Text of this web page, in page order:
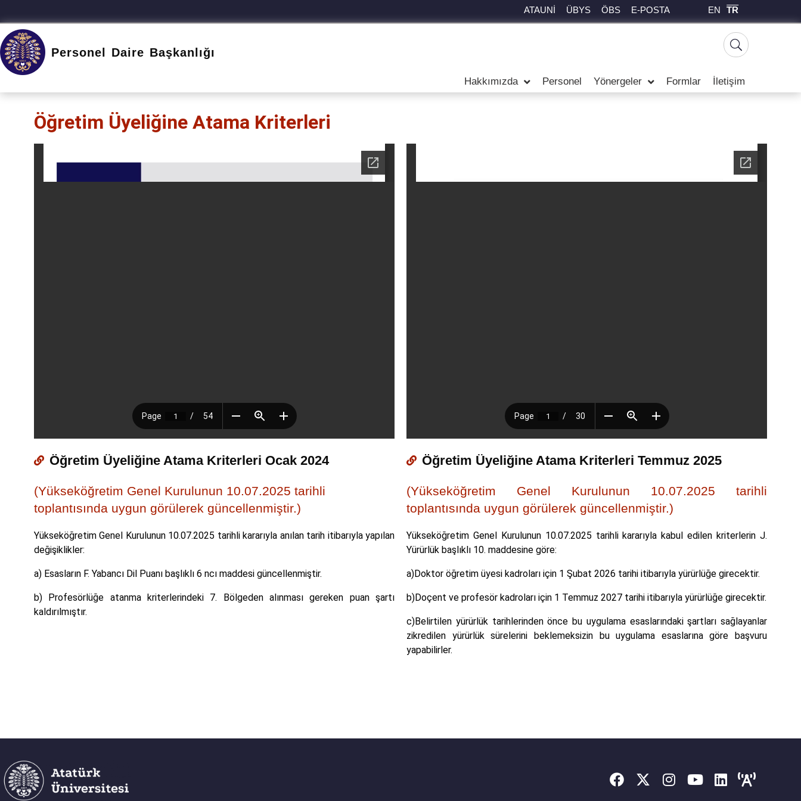
ATAUNİ ÜBYS ÖBS E-POSTA EN TR
Personel Daire Başkanlığı
Hakkımızda Personel Yönergeler Formlar İletişim
Öğretim Üyeliğine Atama Kriterleri
Öğretim Üyeliğine Atama Kriterleri Ocak 2024 Öğretim Üyeliğine Atama Kriterleri Temmuz 2025
(Yükseköğretim Genel Kurulunun 10.07.2025 tarihli
toplantısında uygun görülerek güncellenmiştir.)
Yükseköğretim Genel Kurulunun 10.07.2025 tarihli kararıyla anılan tarih itibarıyla yapılan
değişiklikler:
a) Esasların F. Yabancı Dil Puanı başlıklı 6 ncı maddesi güncellenmiştir.
b) Profesörlüğe atanma kriterlerindeki 7. Bölgeden alınması gereken puan şartı
kaldırılmıştır.
(Yükseköğretim Genel Kurulunun 10.07.2025 tarihli
toplantısında uygun görülerek güncellenmiştir.)
Yükseköğretim Genel Kurulunun 10.07.2025 tarihli kararıyla kabul edilen kriterlerin J.
Yürürlük başlıklı 10. maddesine göre:
a)Doktor öğretim üyesi kadroları için 1 Şubat 2026 tarihi itibarıyla yürürlüğe girecektir.
b)Doçent ve profesör kadroları için 1 Temmuz 2027 tarihi itibarıyla yürürlüğe girecektir.
c)Belirtilen yürürlük tarihlerinden önce bu uygulama esaslarındaki şartları sağlayanlar
zikredilen yürürlük sürelerini beklemeksizin bu uygulama esaslarına göre başvuru
yapabilirler.